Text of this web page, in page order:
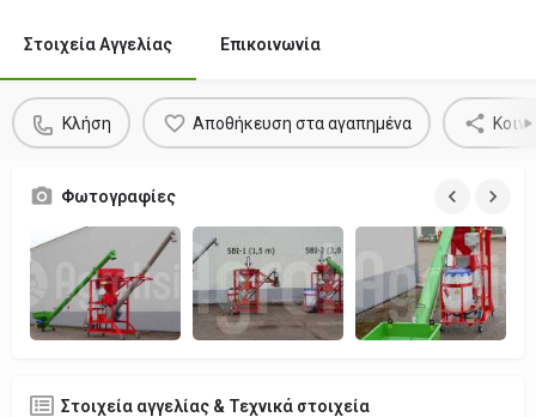
Στοιχεία Αγγελίας Επικοινωνία
Κλήση Αποθήκευση στα αγαπημένα
Φωτογραφίες
Στοιχεία αγγελίας & Τεχνικά στοιχεία